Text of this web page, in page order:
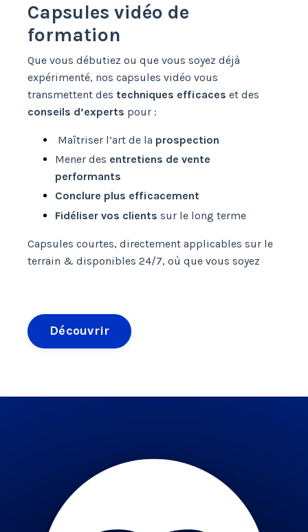
Capsules vidéo de
formation
Que vous débutiez ou que vous soyez déjà
expérimenté, nos capsules vidéo vous
transmettent des techniques efficaces et des
conseils d’experts pour :
Maîtriser l’art de la prospection
Mener des entretiens de vente
performants
Conclure plus efficacement
Fidéliser vos clients sur le long terme
Capsules courtes, directement applicables sur le
terrain & disponibles 24/7, où que vous soyez
Découvrir